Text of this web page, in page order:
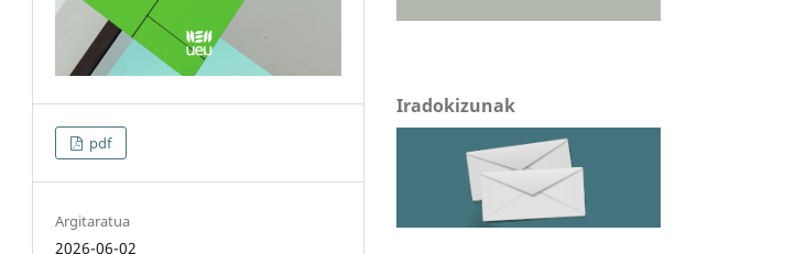
pdf
Argitaratua
2026-06-02
Iradokizunak